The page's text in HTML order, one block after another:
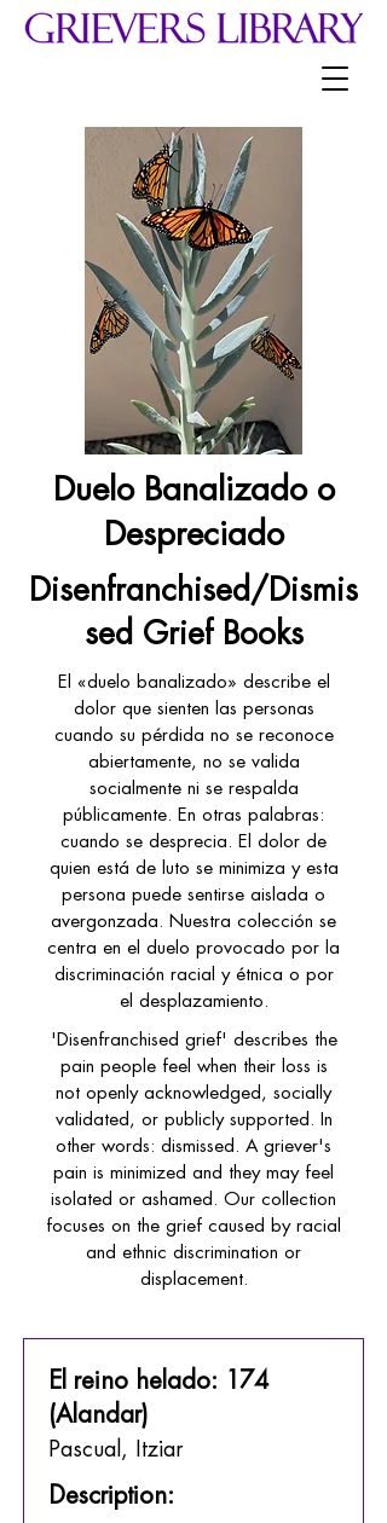
Duelo Banalizado o
Despreciado
Disenfranchised/Dismis
sed Grief Books
El «duelo banalizado» describe el
dolor que sienten las personas
cuando su pérdida no se reconoce
abiertamente, no se valida
socialmente ni se respalda
públicamente. En otras palabras:
cuando se desprecia. El dolor de
quien está de luto se minimiza y esta
persona puede sentirse aislada o
avergonzada. Nuestra colección se
centra en el duelo provocado por la
discriminación racial y étnica o por
el desplazamiento.
'Disenfranchised grief' describes the
pain people feel when their loss is
not openly acknowledged, socially
validated, or publicly supported. In
other words: dismissed. A griever's
pain is minimized and they may feel
isolated or ashamed. Our collection
focuses on the grief caused by racial
and ethnic discrimination or
displacement.
El reino helado: 174
(Alandar)
Pascual, Itziar
Description: